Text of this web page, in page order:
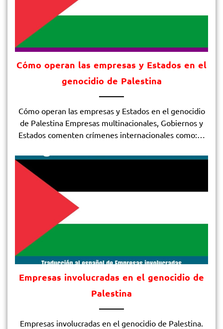
Cómo operan las empresas y Estados en el
genocidio de Palestina
Cómo operan las empresas y Estados en el genocidio
de Palestina Empresas multinacionales, Gobiernos y
Estados comenten crímenes internacionales como:…
Empresas involucradas en el genocidio de
Palestina
Empresas involucradas en el genocidio de Palestina.